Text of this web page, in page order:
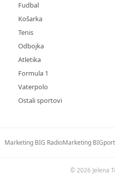
Fudbal
Košarka
Tenis
Odbojka
Atletika
Formula 1
Vaterpolo
Ostali sportovi
Marketing BIG RadioMarketing
© 2026 Jelena